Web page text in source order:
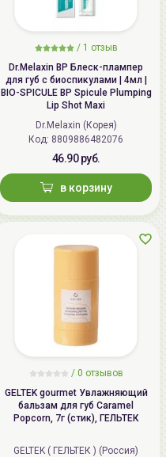
/ 1 отзыв
Dr.Melaxin BP Блеск-плампер
для губ с биоспикулами | 4мл |
BIO-SPICULE BP Spicule Plumping
Lip Shot Maxi
Dr.Melaxin (Корея)
Код: 8809886482076
46.90 руб.
в корзину
/ 0 отзывов
GELTEK gourmet Увлажняющий
бальзам для губ Caramel
Popcorn, 7г (стик), ГЕЛЬТЕК
GELTEK ( ГЕЛЬТЕК ) (Россия)